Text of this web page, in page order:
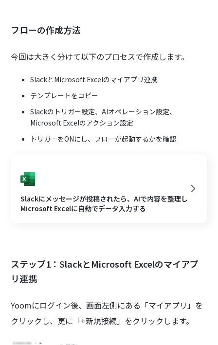
フローの作成方法
今回は大きく分けて以下のプロセスで作成します。
SlackとMicrosoft Excelのマイアプリ連携
テンプレートをコピー
Slackのトリガー設定、AIオペレーション設定、
Microsoft Excelのアクション設定
トリガーをONにし、フローが起動するかを確認
Slackにメッセージが投稿されたら、AIで内容を整理し
Microsoft Excelに自動でデータ入力する
ステップ1：SlackとMicrosoft Excelのマイアプ
リ連携
Yoomにログイン後、画面左側にある「マイアプリ」を
クリックし、更に「+新規接続」をクリックします。